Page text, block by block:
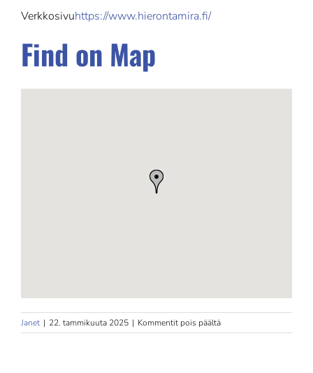
Verkkosivuhttps://www.hierontamira.fi/
Find on Map
Janet | 22. tammikuuta 2025 | Kommentit pois päältäartikkelissa
Hieronta